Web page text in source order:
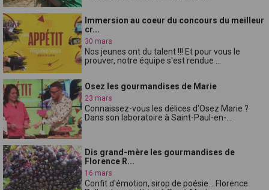
Immersion au coeur du concours du meilleur
cr...
30 mars
Nos jeunes ont du talent !!! Et pour vous le
prouver, notre équipe s'est rendue ...
Osez les gourmandises de Marie
23 mars
Connaissez-vous les délices d'Osez Marie ?
Dans son laboratoire à Saint-Paul-en-...
Dis grand-mère les gourmandises de
Florence R...
16 mars
Confit d'émotion, sirop de poésie... Florence